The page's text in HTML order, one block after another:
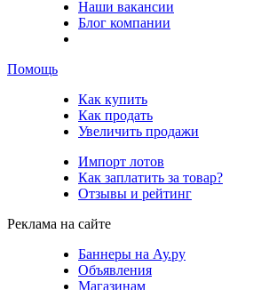
Наши вакансии
Блог компании
Помощь
Как купить
Как продать
Увеличить продажи
Импорт лотов
Как заплатить за товар?
Отзывы и рейтинг
Реклама на сайте
Баннеры на Ау.ру
Объявления
Магазинам